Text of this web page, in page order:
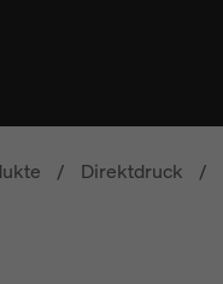
/ Direktdruck /